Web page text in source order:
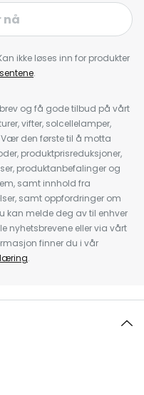
nå
ikke løses inn for produkter
.
og få gode tilbud på vårt
vifter, solcellelamper,
den første til å motta
produktprisreduksjoner,
produktanbefalinger og
samt innhold fra
samt oppfordringer om
kan melde deg av til enhver
nyhetsbrevene eller via vårt
finner du i vår
.